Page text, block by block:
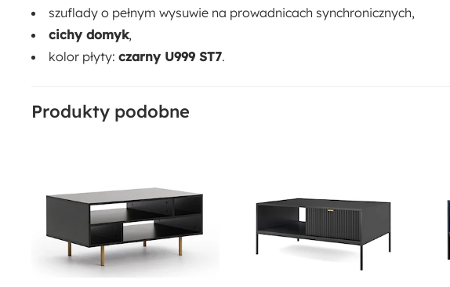
szuflady o pełnym wysuwie na prowadnicach synchronicznych,
cichy domyk,
kolor płyty: czarny U999 ST7.
Produkty podobne